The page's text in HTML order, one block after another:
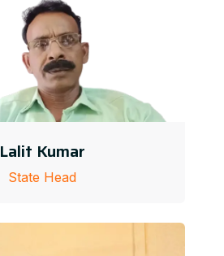
Lalit Kumar
State Head